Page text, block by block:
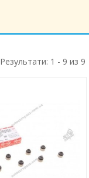
Результати: 1 - 9 из 9